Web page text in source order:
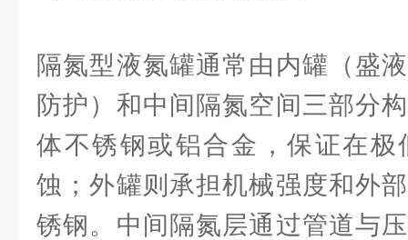
隔氮型液氮罐通常由内罐（盛
防护）和中间隔氮空间三部分
体不锈钢或铝合金，保证在极
蚀；外罐则承担机械强度和外
锈钢。中间隔氮层通过管道与